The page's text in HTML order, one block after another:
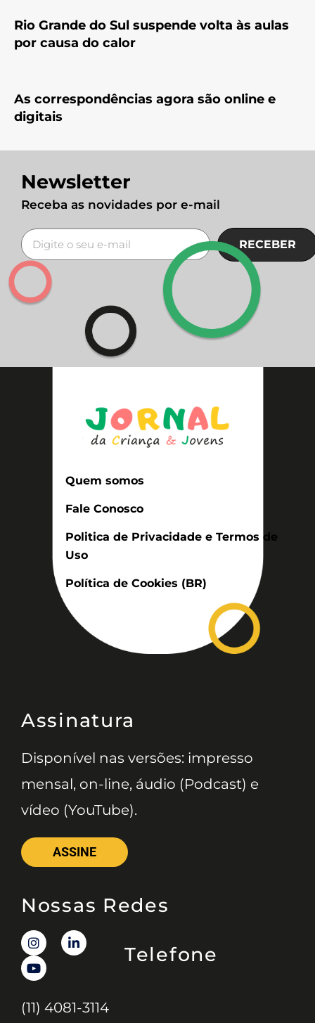
Rio Grande do Sul suspende volta às aulas
por causa do calor
As correspondências agora são online e
digitais
Newsletter
Receba as novidades por e-mail
RECEBER
Quem somos
Fale Conosco
Politica de Privacidade e Termos de
Uso
Política de Cookies (BR)
Assinatura
Disponível nas versões: impresso
mensal, on-line, áudio (Podcast) e
vídeo (YouTube).
ASSINE
Nossas Redes
Telefone
(11) 4081-3114